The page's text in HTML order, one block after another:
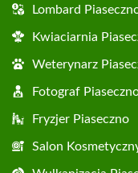
Lombard
Kwiaciarnia
Weterynarz
Fotograf
Fryzjer Piaseczno
Salon